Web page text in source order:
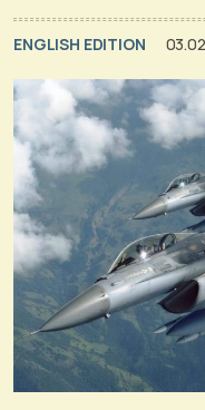
ENGLISH EDITION